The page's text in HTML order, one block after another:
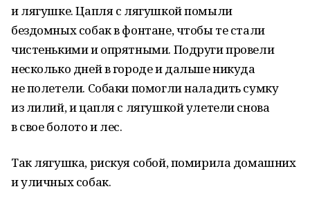
и лягушке. Цапля с лягушкой помыли
бездомных собак в фонтане, чтобы те стали
чистенькими и опрятными. Подруги провели
несколько дней в городе и дальше никуда
не полетели. Собаки помогли наладить сумку
из лилий, и цапля с лягушкой улетели снова
в свое болото и лес.
Так лягушка, рискуя собой, помирила домашних
и уличных собак.